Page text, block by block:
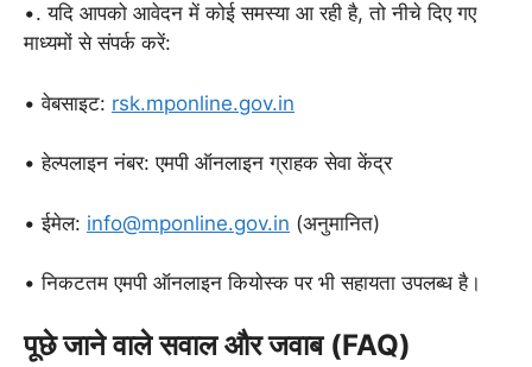
•. यदि आपको आवेदन में कोई समस्या आ रही है, तो नीचे दिए गए
माध्यमों से संपर्क करें:
• वेबसाइट: rsk.mponline.gov.in
• हेल्पलाइन नंबर: एमपी ऑनलाइन ग्राहक सेवा केंद्र
• ईमेल: info@mponline.gov.in (अनुमानित)
• निकटतम एमपी ऑनलाइन कियोस्क पर भी सहायता उपलब्ध है।
पूछे जाने वाले सवाल और जवाब (FAQ)